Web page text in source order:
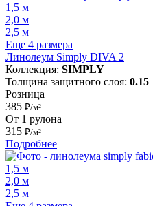
1,5 м
2,0 м
2,5 м
Еще 4 размера
Линолеум Simply DIVA 2
Коллекция: SIMPLY
Толщина защитного слоя: 0.15
Розница
385 ₽/м²
От 1 рулона
315 ₽/м²
Подробнее
1,5 м
2,0 м
2,5 м